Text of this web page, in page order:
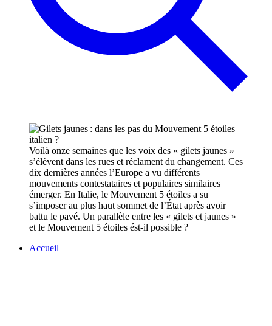
Voilà onze semaines que les voix des « gilets jaunes »
s’élèvent dans les rues et réclament du changement. Ces
dix dernières années l’Europe a vu différents
mouvements contestataires et populaires similaires
émerger. En Italie, le Mouvement 5 étoiles a su
s’imposer au plus haut sommet de l’État après avoir
battu le pavé. Un parallèle entre les « gilets et jaunes »
et le Mouvement 5 étoiles ést-il possible ?
Accueil